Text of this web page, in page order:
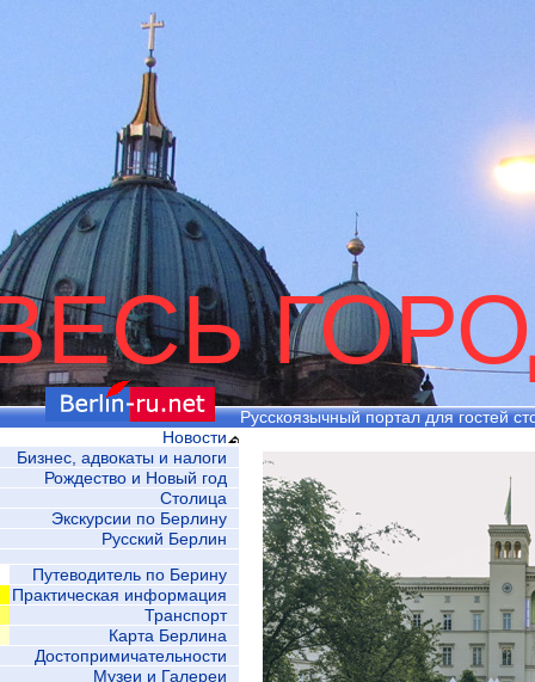
Русскоязычный портал для гостей
Новости
Бизнес, адвокаты и налоги
Рождество и Новый год
Столица
Экскурсии по Берлину
Русский Берлин
Путеводитель по Берину
Практическая информация
Транспорт
Карта Берлина
Достопримичательности
Музеи и Галереи